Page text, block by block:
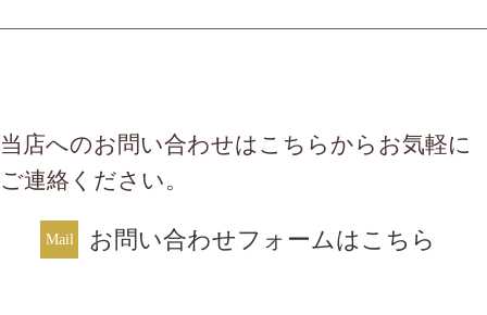
当店へのお問い合わせはこちらからお気軽に
ご連絡ください。
お問い合わせフォームはこちら